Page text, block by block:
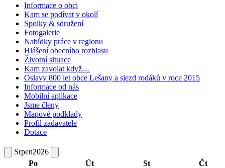
Informace o obci
Kam se podívat v okolí
Spolky & sdružení
Fotogalerie
Nabídky práce v regionu
Hlášení obecního rozhlasu
Životní situace
Kam zavolat když....
Oslavy 800 let obce Lešany a sjezd rodáků v roce 2015
Informace od nás
Mobilní aplikace
Jsme členy
Mapové podklady
Profil zadavatele
Dotace
Srpen2026
Po
Út St
Čt